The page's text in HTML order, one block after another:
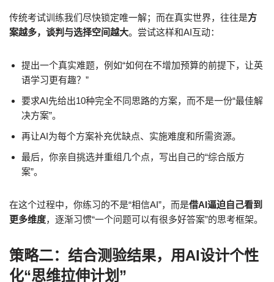
传统考试训练我们尽快锁定唯一解；而在真实世界，往往是方
案越多，谈判与选择空间越大。尝试这样和AI互动：
提出一个真实难题，例如“如何在不增加预算的前提下，让英
语学习更有趣？”
要求AI先给出10种完全不同思路的方案，而不是一份“最佳解
决方案”。
再让AI为每个方案补充优缺点、实施难度和所需资源。
最后，你亲自挑选并重组几个点，写出自己的“综合版方
案”。
在这个过程中，你练习的不是“相信AI”，而是借AI逼迫自己看到
更多维度，逐渐习惯“一个问题可以有很多好答案”的思考框架。
策略二：结合测验结果，用AI设计个性
化“思维拉伸计划”